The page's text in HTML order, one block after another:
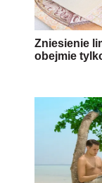
Zniesienie
obejmie